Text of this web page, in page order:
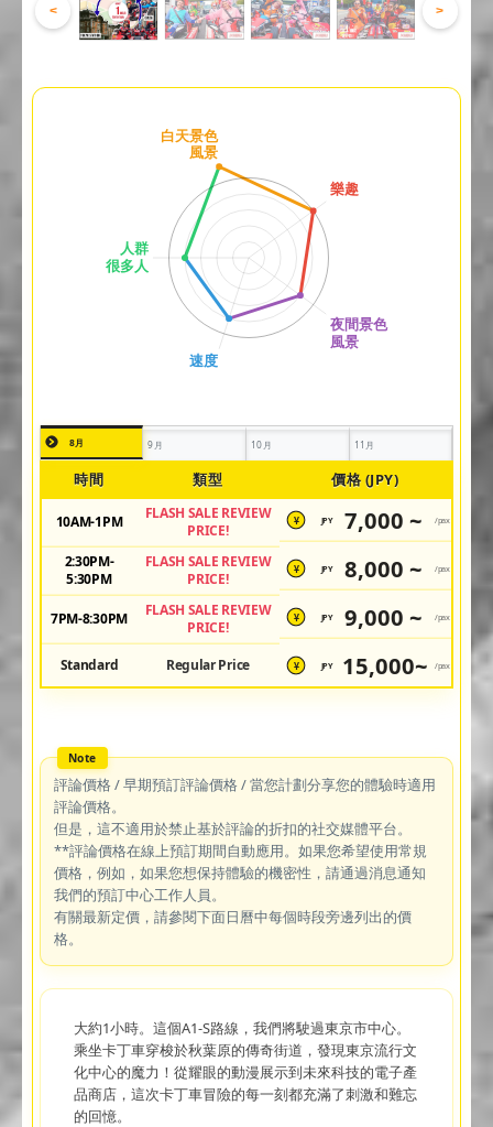
< >
8月 9月 10月 11月
時間 類型 價格 (JPY)
10AM-1PM
FLASH SALE REVIEW
PRICE!
¥ JPY 7,000 ~ /pax
2:30PM-
5:30PM
FLASH SALE REVIEW
PRICE!
¥ JPY 8,000 ~ /pax
7PM-8:30PM
FLASH SALE REVIEW
PRICE!
¥ JPY 9,000 ~ /pax
Standard Regular Price ¥ JPY 15,000~ /pax
評論價格 / 早期預訂評論價格 / 當您計劃分享您的體驗時適用
評論價格。
但是，這不適用於禁止基於評論的折扣的社交媒體平台。
**評論價格在線上預訂期間自動應用。如果您希望使用常規
價格，例如，如果您想保持體驗的機密性，請通過消息通知
我們的預訂中心工作人員。
有關最新定價，請參閱下面日曆中每個時段旁邊列出的價
格。
大約1小時。這個A1-S路線，我們將駛過東京市中心。
乘坐卡丁車穿梭於秋葉原的傳奇街道，發現東京流行文
化中心的魔力！從耀眼的動漫展示到未來科技的電子產
品商店，這次卡丁車冒險的每一刻都充滿了刺激和難忘
的回憶。